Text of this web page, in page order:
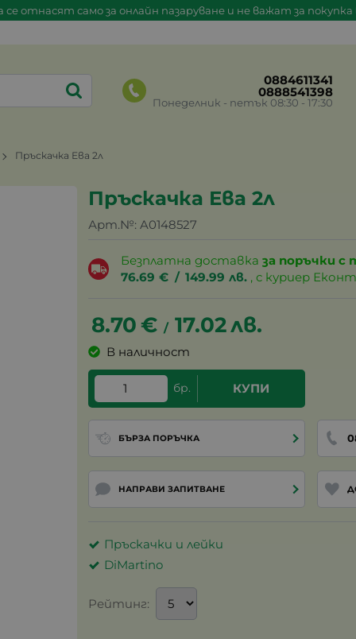
отнасят само за онлайн пазаруване и не важат за
0884611341
0888541398
Понеделник - петък 08:30 - 17:30
Пръскачка Ева 2л
Пръскачка Ева 2л
Арт.№: A0148527
Безплатна доставказа поръчки с
76.69 € / 149.99 лв. , с куриер
8.70€ / 17.02лв.
В наличност
бр. КУПИ
БЪРЗА ПОРЪЧКА
НАПРАВИ ЗАПИТВАНЕ
Пръскачки и лейки
DiMartino
Рейтинг: